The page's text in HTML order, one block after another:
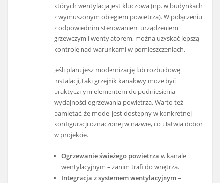
których wentylacja jest kluczowa (np. w budynkach
z wymuszonym obiegiem powietrza). W połączeniu
z odpowiednim sterowaniem urządzeniem
grzewczym i wentylatorem, można uzyskać lepszą
kontrolę nad warunkami w pomieszczeniach.
Jeśli planujesz modernizację lub rozbudowę
instalacji, taki grzejnik kanałowy może być
praktycznym elementem do podniesienia
wydajności ogrzewania powietrza. Warto też
pamiętać, że model jest dostępny w konkretnej
konfiguracji oznaczonej w nazwie, co ułatwia dobór
w projekcie.
Ogrzewanie świeżego powietrza w kanale
wentylacyjnym – zanim trafi do wnętrza.
Integracja z systemem wentylacyjnym–